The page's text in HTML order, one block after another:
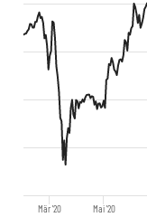
Mär '20 Mai '20